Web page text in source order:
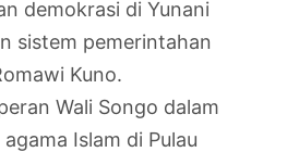
demokrasi di Yunani
sistem pemerintahan
Kuno.
Wali Songo dalam
Islam di Pulau